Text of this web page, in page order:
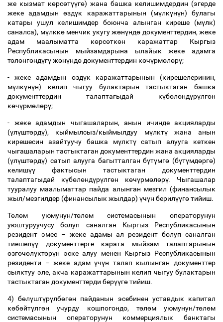
же кызмат көрсөтүүгө) жана башка келишимдердин (эгерде
жеке адамдынөздүк каражаттарынын (мүлкүнүн) булагы
катары ушул келишимдер боюнча алынган киреше (мүлк)
саналса), мүлккөменчик укугу жөнүндө документтердин, жеке
адам маалыматта көрсөткөн каражаттар Кыргыз
Республикасынын мыйзамдарына ылайык жеке адамга
төлөнгөндүгүжөнүндө документтердин көчүрмөлөрү;
- жеке адамдын өздүк каражаттарынын (кирешелеринин,
мүлкүнүн) келип чыгуу булактарын тастыктаган башка
документтердин талаптагыдай күбөлөндүрүлгөн
көчүрмөлөрү;
- жеке адамдын чыгашаларын, анын ичинде акцияларды
(үлүштөрдү), кыймылсыз/кыймылдуу мүлктүжана анын
кирешесин азайтуучу башка мүлктүсатып алууга кеткен
чыгашаларын тастыктаган документтердин жана акцияларды
(үлүштөрдү) сатып алууга багытталган бүтүмгө (бүтүмдөргө)
келишүү фактысын тастыктаган документтердин
талаптагыдай күбөлөндүрүлгөн көчүрмөлөрү. Чыгашалар
тууралуу маалыматтар пайда алынган мезгил (финансылык
жыл/мезгилдер (финансылык жылдар) үчүн берилүүгөтийиш.
Төлөм уюмунун/төлөм системасынын операторунун
уюштуруучусу болуп саналган Кыргыз Республикасынын
резидент эмес – жеке адамы ал резидент болуп саналган
тиешелүү документтерге карата мыйзам талаптарынын
өзгөчөлүктөрүн эске алуу менен Кыргыз Республикасынын
резиденти – жеке адамүчүн талап кылынган документтер
сыяктуу эле, акча каражаттарынын келип чыгуу булактарын
тастыктаган документтерди берүүгөтийиш.
4) бөлүштүрүлбөгөн пайданын эсебинен уставдык капитал
көбөйтүлгөн учурду кошпогондо, төлөм уюмунун/төлөм
системасынын операторунун коммерциялык банктагы